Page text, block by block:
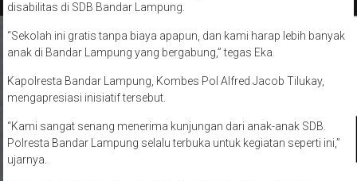
disabilitas di SDB Bandar Lampung.
“Sekolah ini gratis tanpa biaya apapun, dan kami harap lebih banyak
anak di Bandar Lampung yang bergabung,” tegas Eka.
Kapolresta Bandar Lampung, Kombes Pol Alfred Jacob Tilukay,
mengapresiasi inisiatif tersebut.
“Kami sangat senang menerima kunjungan dari anak-anak SDB.
Polresta Bandar Lampung selalu terbuka untuk kegiatan seperti ini,”
ujarnya.